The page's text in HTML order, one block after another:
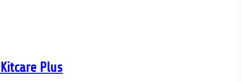
Plus